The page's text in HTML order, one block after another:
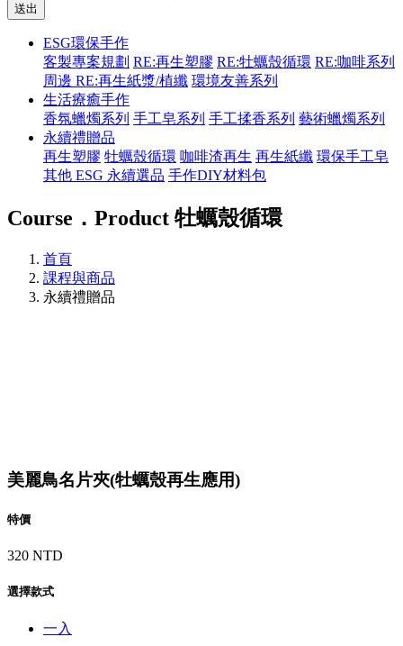
送出
ESG環保手作
客製專案規劃 RE:再生塑膠 RE:牡蠣殼循環 RE:咖啡系列
周邊 RE:再生紙漿/植纖 環境友善系列
生活療癒手作
香氛蠟燭系列 手工皂系列 手工揉香系列 藝術蠟燭系列
永續禮贈品
再生塑膠 牡蠣殼循環 咖啡渣再生 再生紙纖 環保手工皂
其他 ESG 永續選品 手作DIY材料包
Course．Product 牡蠣殼循環
首頁
課程與商品
永續禮贈品
美麗鳥名片夾(牡蠣殼再生應用)
特價
320 NTD
選擇款式
一入